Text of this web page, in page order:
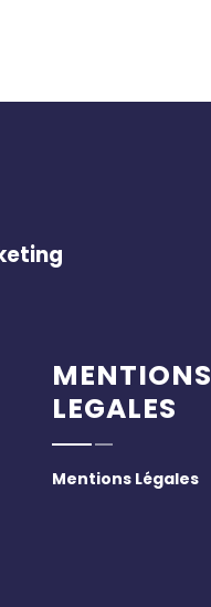
MENTIONS
LEGALES
Mentions Légales